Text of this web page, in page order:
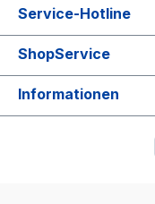
Service-Hotline
ShopService
Informationen